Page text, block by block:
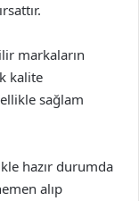
markaların
kalite
sağlam
hazır durumda
alıp